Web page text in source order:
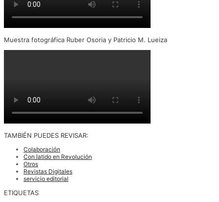
Muestra fotográfica Ruber Osoria y Patricio M. Lueiza
TAMBIÉN PUEDES REVISAR:
Colaboración
Con latido en Revolución
Otros
Revistas Digitales
servicio editorial
ETIQUETAS